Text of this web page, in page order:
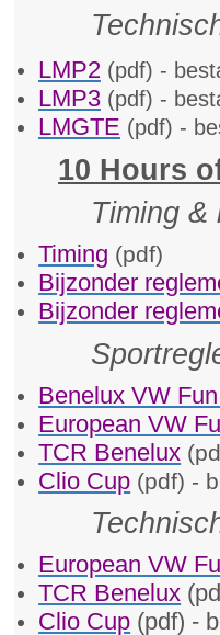
LMP2 (pdf) -
LMP3 (pdf) -
LMGTE (pdf) -
10 Hours
Timing &
Timing (pdf)
Bijzonder
Bijzonder
Benelux VW
European VW
TCR Benelux
Clio Cup (pdf) -
European VW
TCR Benelux
Clio Cup (pdf) -